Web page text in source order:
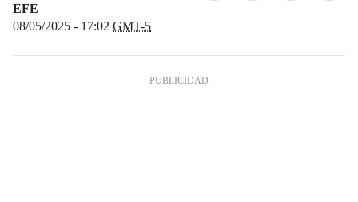
EFE
08/05/2025 - 17:02 GMT-5